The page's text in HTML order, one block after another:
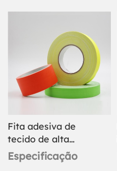
Fita adesiva de
tecido de alta
resistência para
embalagens
Especificação